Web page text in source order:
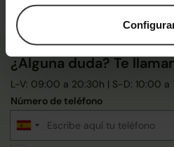
¿Alguna duda? Te
L-V: 09:00 a 20:30h | S-D: 10:00 a
Número de teléfono